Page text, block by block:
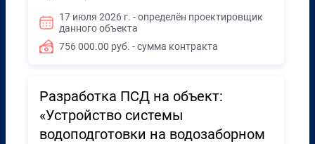
17 июля 2026 г. - определён проектировщик
данного объекта
756 000.00 руб. - сумма контракта
Разработка ПСД на объект:
«Устройство системы
водоподготовки на водозаборном